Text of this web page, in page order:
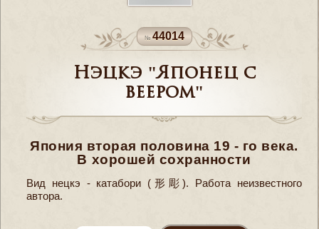
44014
Нэцкэ "Японец с
веером"
Япония вторая половина 19 - го века.
В хорошей сохранности
Вид нецкэ - катабори (形彫). Работа неизвестного
автора.